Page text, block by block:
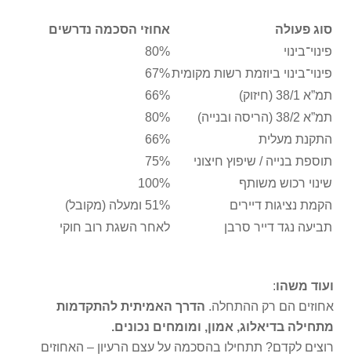
סוג פעולה
אחוזי הסכמה נדרשים
פינוי־בינוי
80%
פינוי־בינוי ביוזמת רשות מקומית67%
תמ”א 38/1 (חיזוק)
66%
תמ”א 38/2 (הריסה ובנייה)
80%
התקנת מעלית
66%
תוספת בנייה / שיפוץ חיצוני
75%
שינוי רכוש משותף
100%
הקמת נציגות דיירים
51% ומעלה (מקובל)
תביעה נגד דייר סרבן
לאחר השגת רוב חוקי
ועוד משהו:
אחוזים הם רק ההתחלה. הדרך האמיתית להתקדמות
מתחילה בדיאלוג, אמון, ומומחים נכונים.
רוצים לקדם? תתחילו בהסכמה על עצם הרעיון – האחוזים